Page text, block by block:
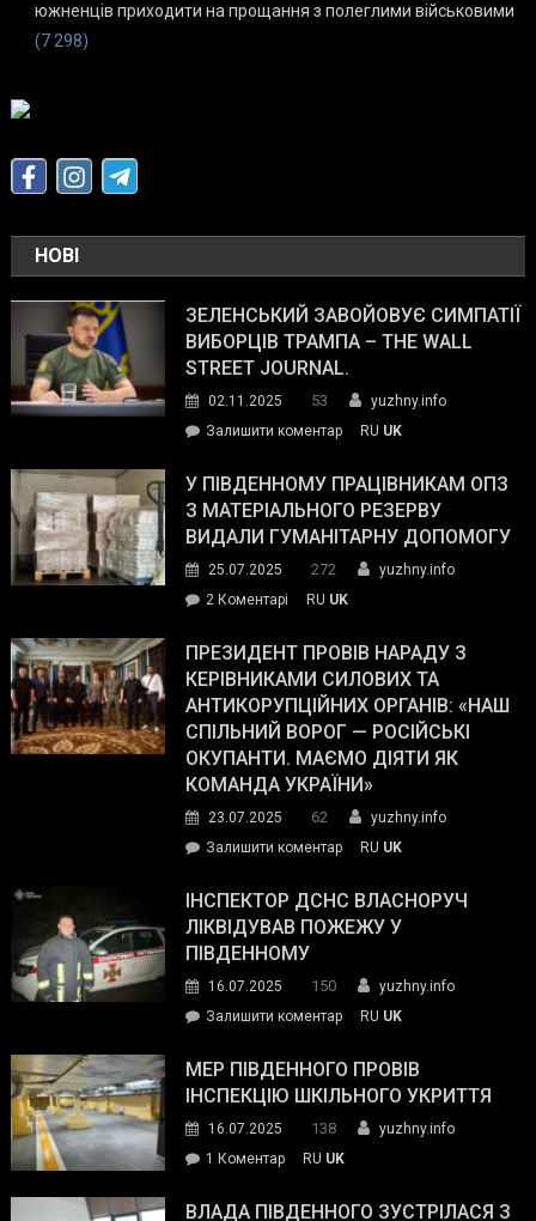
южненців приходити на прощання з полеглими військовими
(7 298)
НОВІ
ЗЕЛЕНСЬКИЙ ЗАВОЙОВУЄ СИМПАТІЇ
ВИБОРЦІВ ТРАМПА – THE WALL
STREET JOURNAL.
02.11.2025 53
yuzhny.info
Залишити коментарon
завойовує
симпатії
виборців
The
Street
Journal.
RU UK
У ПІВДЕННОМУ ПРАЦІВНИКАМ ОПЗ
З МАТЕРІАЛЬНОГО РЕЗЕРВУ
ВИДАЛИ ГУМАНІТАРНУ ДОПОМОГУ
25.07.2025 272
yuzhny.info
2 Коментарі
Південному
працівникам
ОПЗ
з
матеріального
резерву
гуманітарну
допомогу
RU UK
ПРЕЗИДЕНТ ПРОВІВ НАРАДУ З
КЕРІВНИКАМИ СИЛОВИХ ТА
АНТИКОРУПЦІЙНИХ ОРГАНІВ: «НАШ
СПІЛЬНИЙ ВОРОГ — РОСІЙСЬКІ
ОКУПАНТИ. МАЄМО ДІЯТИ ЯК
КОМАНДА УКРАЇНИ»
23.07.2025 62
yuzhny.info
Залишити коментарon
провів
нараду
силових
та
органів:
«Наш
спільний
RU UK
ІНСПЕКТОР ДСНС ВЛАСНОРУЧ
ЛІКВІДУВАВ ПОЖЕЖУ У
ПІВДЕННОМУ
16.07.2025 150
yuzhny.info
Залишити коментарon
ДСНС
власноруч
пожежу
у
RU UK
МЕР ПІВДЕННОГО ПРОВІВ
ІНСПЕКЦІЮ ШКІЛЬНОГО УКРИТТЯ
16.07.2025 138
yuzhny.info
1 Коментардо
Південного
RU UK
ВЛАДА ПІВДЕННОГО ЗУСТРІЛАСЯ З